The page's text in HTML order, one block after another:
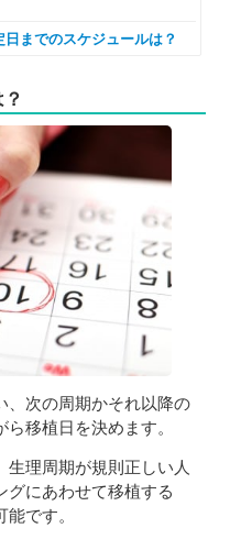
までのスケジュールは？
、次の周期かそれ以降の
移植日を決めます。
理周期が規則正しい人
グにあわせて移植する
です。